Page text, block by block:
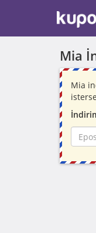
Mia
Mia